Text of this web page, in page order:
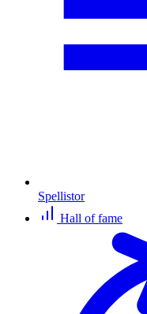
Spellistor
Hall of fame